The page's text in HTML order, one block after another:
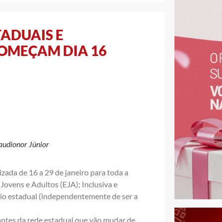
E
DIA 16
Júnior
de 16 a 29 de janeiro para toda a
e Adultos (EJA); Inclusiva e
estadual (independentemente de ser a
da rede estadual que vão mudar de